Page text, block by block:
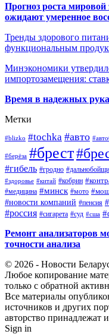
Прогноз роста
ожидают умеренное
Тренды здорового
функциональным
Минэкономики
импортозамещения:
Время в надежных
Метки
#blizko #tochka #авто
#берёза #брест
#гибель #гродно
#здоровье #китай #кобрин
#медицина #минск #мото
#новости компаний #пенсия
#россия #сигарета #суд #сша
Ремонт анализаторов
точности анализа
© 2026 - Новости
Любое копирование
только с обратной
Все материалы
источников и других
авторство принадлежат
Sign in